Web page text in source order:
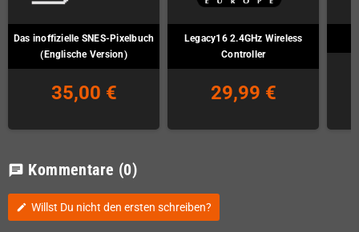
Das inoffizielle SNES-Pixelbuch
(Englische Version)
35,00 €
Legacy16 2.4GHz Wireless
Controller
29,99 €
chat Kommentare (0)
edit Willst Du nicht den ersten schreiben?